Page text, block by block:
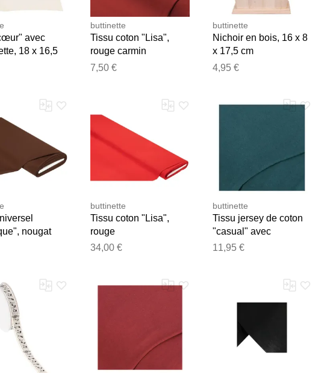
avec
18 x 16,5
buttinette
Tissu coton "Lisa",
rouge carmin
7,50 €
buttinette
Nichoir en bois, 16 x 8
x 17,5 cm
4,95 €
nougat
buttinette
Tissu coton "Lisa",
rouge
34,00 €
buttinette
Tissu jersey de coton
"casual" avec
élasthanne, pétrole
11,95 €